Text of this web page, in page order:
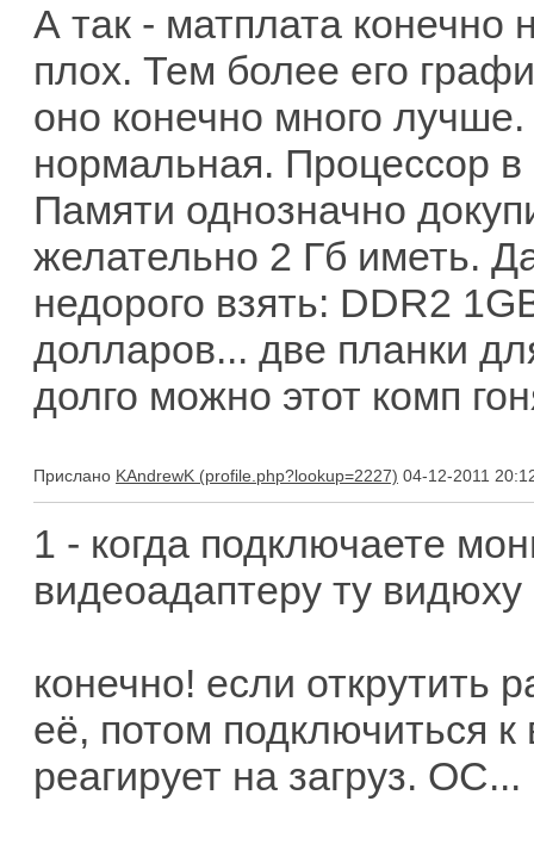
А так - матплата конечно
плох. Тем более его
оно конечно много
нормальная. Процессор
Памяти однозначно
желательно 2 Гб иметь.
недорого взять: DDR2
долларов... две планки
долго можно этот комп
Прислано KAndrewK 04-12-2011
1 - когда подключаете
видеоадаптеру ту
конечно! если открутить
её, потом подключиться
реагирует на загруз. ОС...